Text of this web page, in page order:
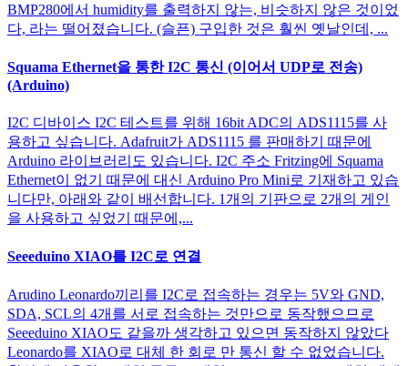
BMP280에서 humidity를 출력하지 않는, 비슷하지 않은 것이었
다, 라는 떨어졌습니다. (슬픈) 구입한 것은 훨씬 옛날인데, ...
Squama Ethernet을 통한 I2C 통신 (이어서 UDP로 전송)
(Arduino)
I2C 디바이스 I2C 테스트를 위해 16bit ADC의 ADS1115를 사
용하고 싶습니다. Adafruit가 ADS1115 를 판매하기 때문에
Arduino 라이브러리도 있습니다. I2C 주소 Fritzing에 Squama
Ethernet이 없기 때문에 대신 Arduino Pro Mini로 기재하고 있습
니다만, 아래와 같이 배선합니다. 1개의 기판으로 2개의 게인
을 사용하고 싶었기 때문에,...
Seeeduino XIAO를 I2C로 연결
Arudino Leonardo끼리를 I2C로 접속하는 경우는 5V와 GND,
SDA, SCL의 4개를 서로 접속하는 것만으로 동작했으므로
Seeeduino XIAO도 같을까 생각하고 있으면 동작하지 않았다
Leonardo를 XIAO로 대체 한 회로 만 통신 할 수 없었습니다.